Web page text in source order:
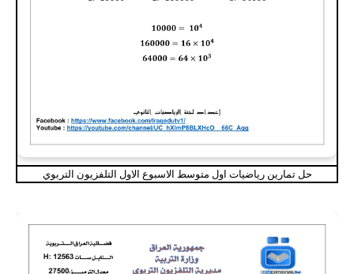
حل تمارين رياضيات اول متوسط الاسبوع الاول التلفزيون التربوي